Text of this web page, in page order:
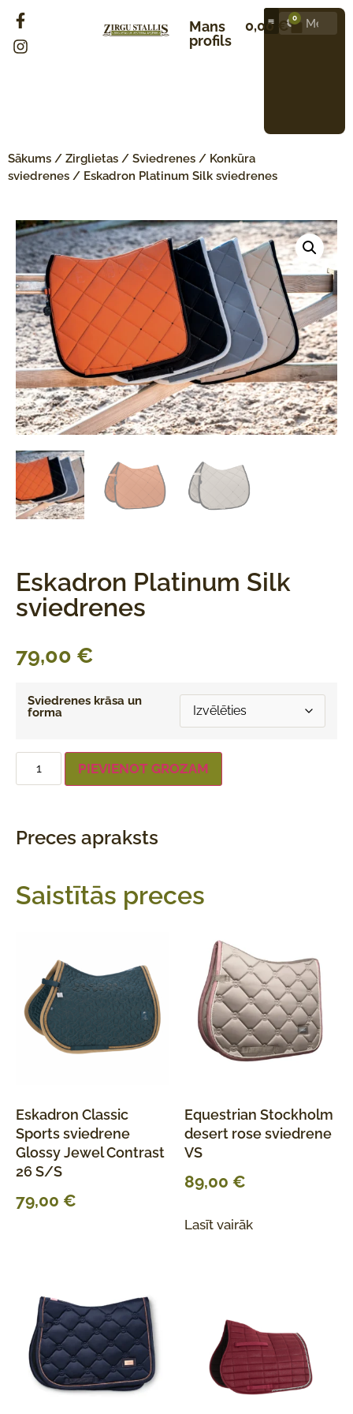
Mans
profils
0,00 € 0
Sākums / Zirglietas / Sviedrenes / Konkūra
sviedrenes / Eskadron Platinum Silk sviedrenes
Eskadron Platinum Silk
sviedrenes
79,00 €
Sviedrenes krāsa un
forma
PIEVIENOT GROZAM
Preces apraksts
Saistītās preces
Eskadron Classic
Sports sviedrene
Glossy Jewel Contrast
26 S/S
79,00 €
Equestrian Stockholm
desert rose sviedrene
VS
89,00 €
Lasīt vairāk